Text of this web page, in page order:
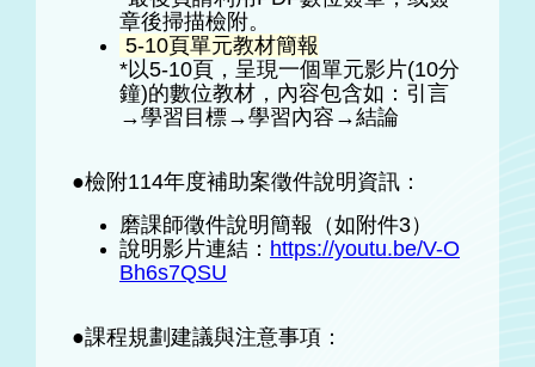
章後掃描檢附。
5-10頁單元教材簡報
*以5-10頁，呈現一個單元影片(10分
鐘)的數位教材，內容包含如：引言
→學習目標→學習內容→結論
●檢附114年度補助案徵件說明資訊：
磨課師徵件說明簡報（如附件3）
說明影片連結： https://youtu.be/V-O
Bh6s7QSU
●課程規劃建議與注意事項：